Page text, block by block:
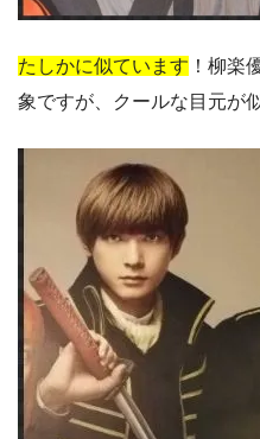
たしかに似ています ！柳楽
象ですが、クールな目元が